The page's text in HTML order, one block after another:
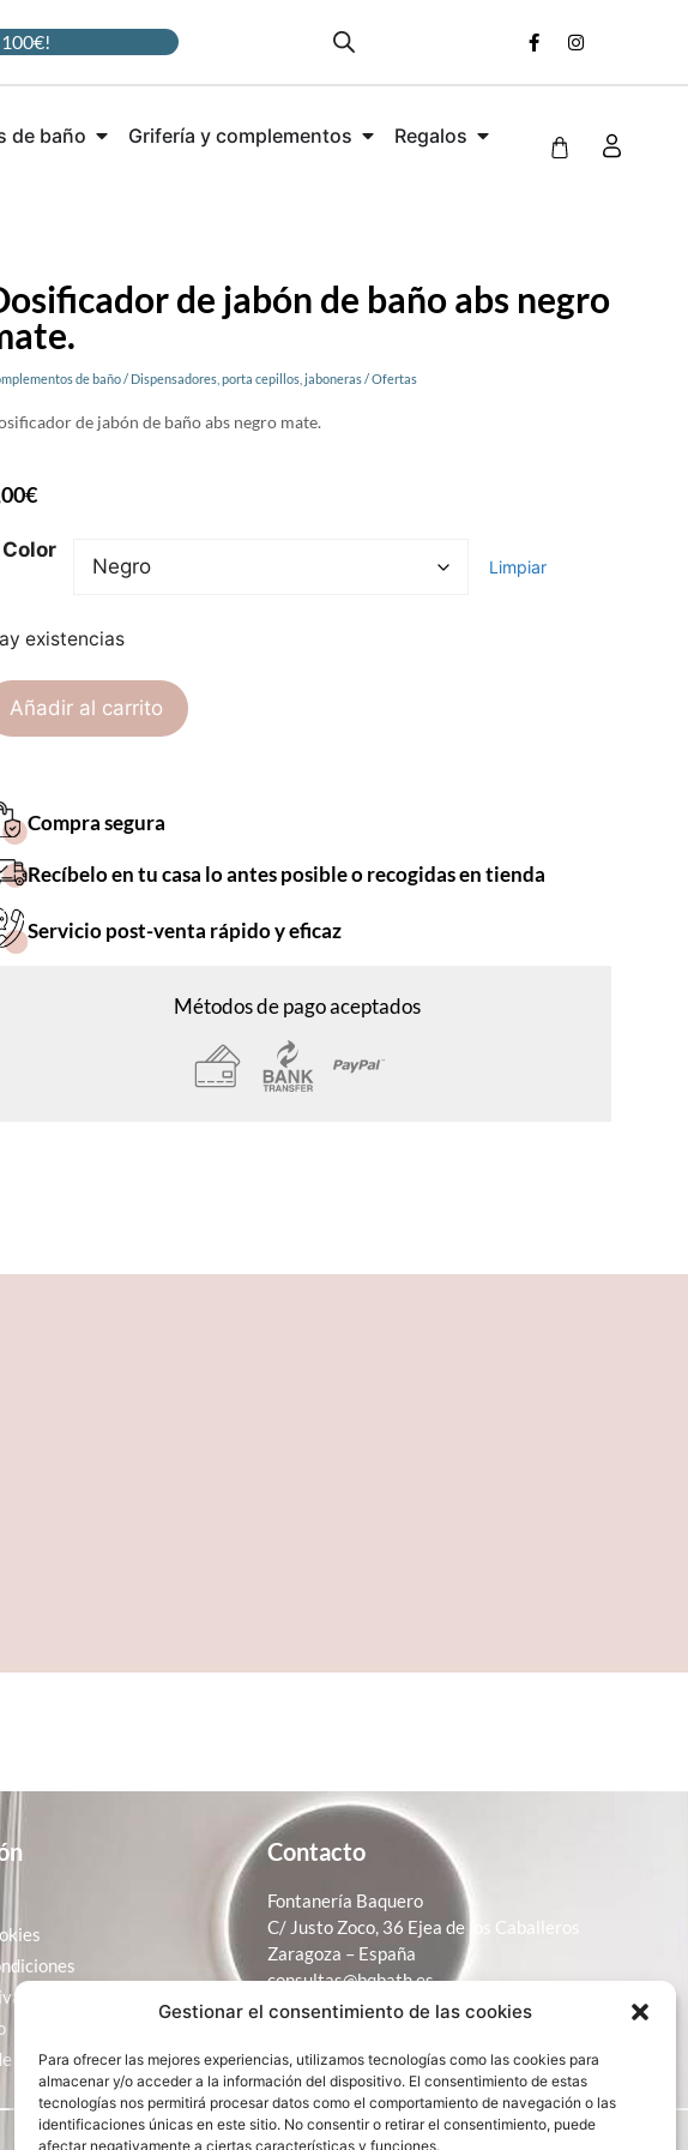
Gestionar el consentimiento de las cookies
Para ofrecer las mejores experiencias, utilizamos tecnologías como las cookies para
almacenar y/o acceder a la información del dispositivo. El consentimiento de estas
tecnologías nos permitirá procesar datos como el comportamiento de navegación o las
identificaciones únicas en este sitio. No consentir o retirar el consentimiento, puede
afectar negativamente a ciertas características y funciones.
100€!
de baño Grifería y complementos Regalos
de jabón de baño abs negro
de baño/ Dispensadores, porta cepillos, jaboneras/Ofertas
de jabón de baño abs negro mate.
€
Color
Limpiar
existencias
Añadir al carrito
Compra segura
Recíbelo en tu casa lo antes posible o recogidas en tienda
Servicio post-venta rápido y eficaz
Métodos de pago aceptados
accesibilidad
Contacto
Fontanería Baquero
C/ Justo Zoco, 36 Ejea de los Caballeros
Zaragoza – España
consultas@bqbath.es
693 21 32 44